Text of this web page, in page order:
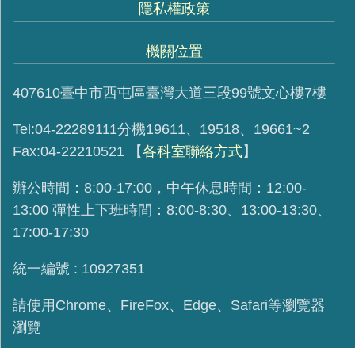
隱私權政策
機關位置
407610臺中市西屯區臺灣大道三段99號文心樓7樓
Tel:04-22289111分機19611、19518、19661~2
Fax:04-22210521
【各科室聯絡方式】
辦公時間：8:00-17:00，中午休息時間：12:00-
13:00 彈性上下班時間：8:00-8:30、13:00-13:30、
17:00-17:30
統一編號 : 10927351
請使用 Chrome、FireFox、Edge、Safari等瀏覽器
瀏覽